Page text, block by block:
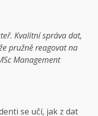
Kvalitní správa dat,
pružně reagovat na
Management
se učí, jak z dat